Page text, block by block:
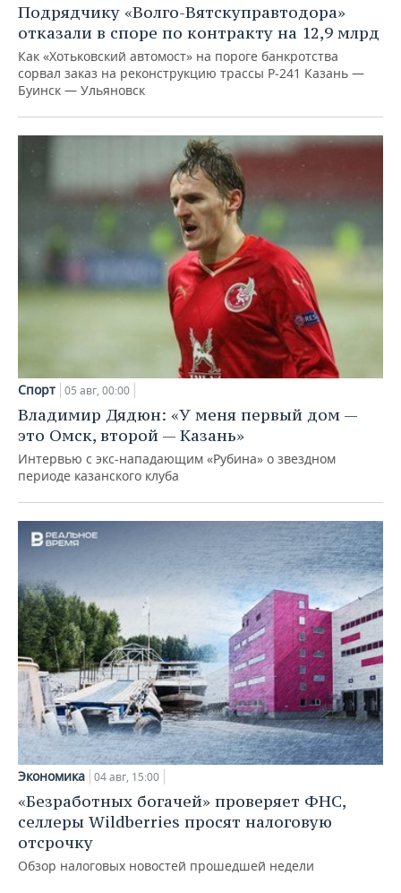
Подрядчику «Волго-Вятскуправтодора»
отказали в споре по контракту на 12,9 млрд
Как «Хотьковский автомост» на пороге банкротства
сорвал заказ на реконструкцию трассы Р‑241 Казань —
Буинск — Ульяновск
Спорт 05 авг, 00:00
Владимир Дядюн: «У меня первый дом —
это Омск, второй — Казань»
Интервью с экс-нападающим «Рубина» о звездном
периоде казанского клуба
Экономика 04 авг, 15:00
«Безработных богачей» проверяет ФНС,
селлеры Wildberries просят налоговую
отсрочку
Обзор налоговых новостей прошедшей недели